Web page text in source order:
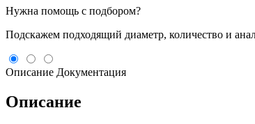
Нужна помощь с подбором?
Подскажем подходящий диаметр, количество и
Описание Документация
Описание